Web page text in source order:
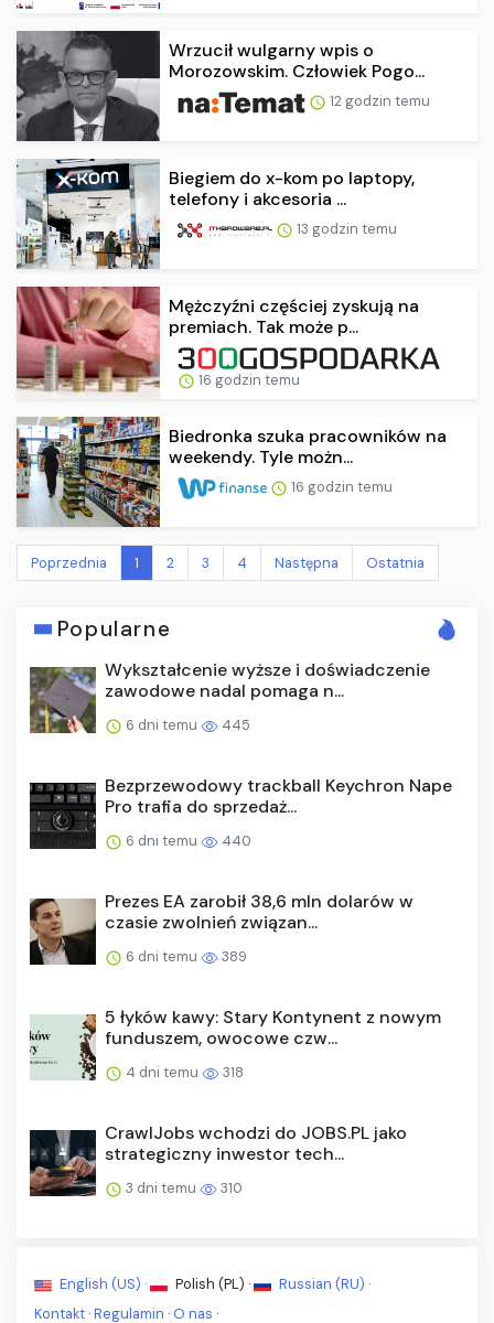
Wrzucił wulgarny wpis o
Morozowskim. Człowiek Pogo...
12 godzin temu
Biegiem do x-kom po laptopy,
telefony i akcesoria ...
13 godzin temu
Mężczyźni częściej zyskują na
premiach. Tak może p...
16 godzin temu
Biedronka szuka pracowników na
weekendy. Tyle możn...
16 godzin temu
Poprzednia 1 2 3 4 Następna Ostatnia
Popularne
Wykształcenie wyższe i doświadczenie
zawodowe nadal pomaga n...
6 dni temu 445
Bezprzewodowy trackball Keychron Nape
Pro trafia do sprzedaż...
6 dni temu 440
Prezes EA zarobił 38,6 mln dolarów w
czasie zwolnień związan...
6 dni temu 389
5 łyków kawy: Stary Kontynent z nowym
funduszem, owocowe czw...
4 dni temu 318
CrawlJobs wchodzi do JOBS.PL jako
strategiczny inwestor tech...
3 dni temu 310
English (US) · Polish (PL) ·
Russian (RU) ·
Kontakt ·Regulamin · O nas ·